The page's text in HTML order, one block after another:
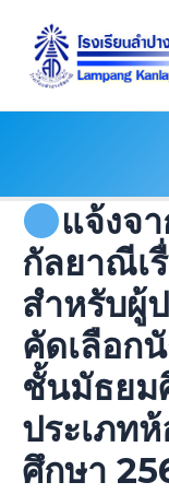
Content
แจ้งจ
กัลยาณีเ
สำหรับผู้
คัดเลือก
ชั้นมัธยม
ประเภท
ศึกษา
Navigation